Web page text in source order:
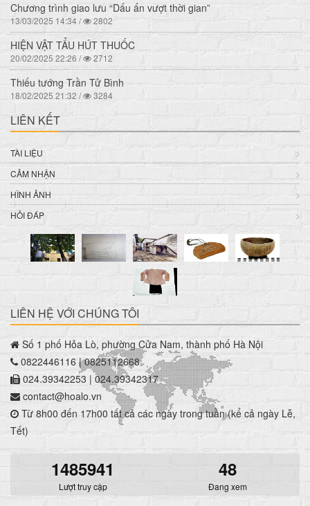
Chương trình giao lưu “Dấu ấn vượt thời gian”
13/03/2025 14:34 / 2802
HIỆN VẬT TẨU HÚT THUỐC
20/02/2025 22:26 / 2712
Thiếu tướng Trần Tử Bình
18/02/2025 21:32 / 3284
LIÊN KẾT
TÀI LIỆU
CẢM NHẬN
HÌNH ẢNH
HỎI ĐÁP
LIÊN HỆ VỚI CHÚNG TÔI
Số 1 phố Hỏa Lò, phường Cửa Nam, thành phố Hà Nội
0822446116 | 0825112668
024.39342253 | 024.39342317
contact@hoalo.vn
Từ 8h00 đến 17h00 tất cả các ngày trong tuần (kể cả ngày Lễ,
Tết)
1485941
Lượt truy cập
48
Đang xem